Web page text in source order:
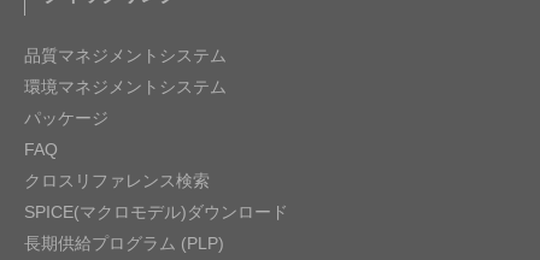
品質マネジメントシステム
環境マネジメントシステム
パッケージ
FAQ
クロスリファレンス検索
SPICE(マクロモデル)ダウンロード
長期供給プログラム (PLP)